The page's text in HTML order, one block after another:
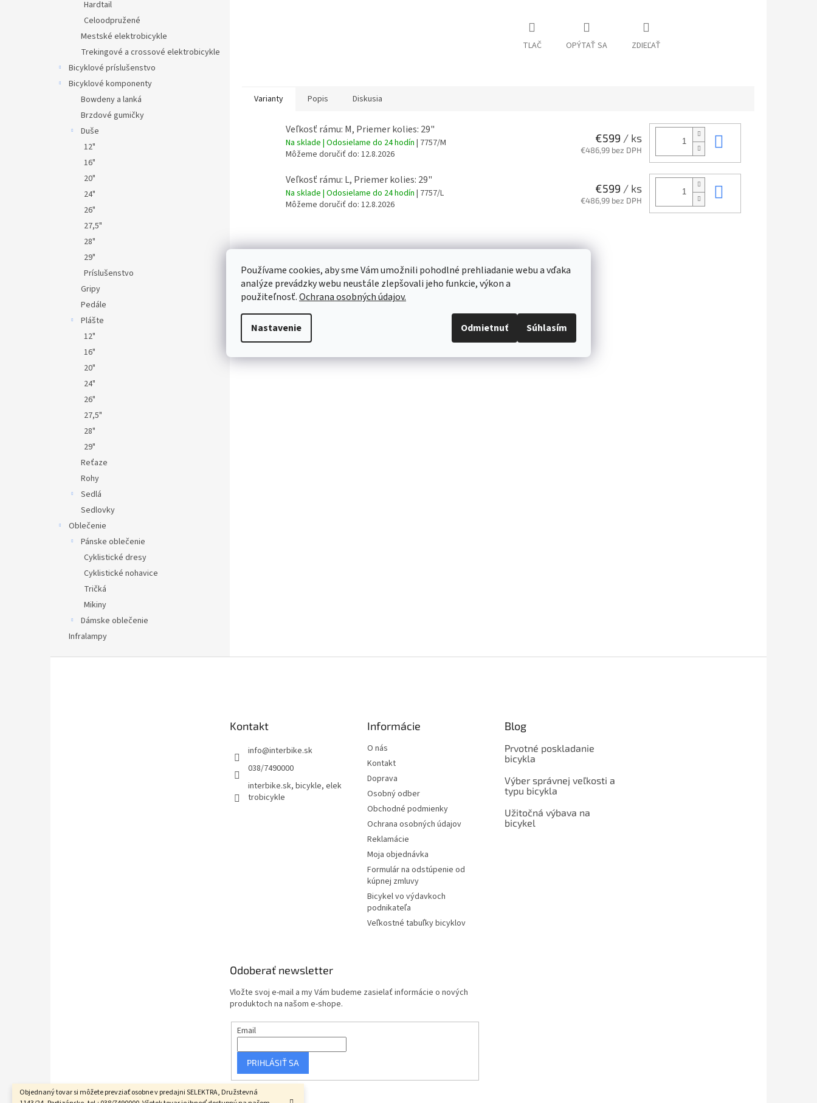
Používame cookies, aby sme Vám umožnili pohodlné prehliadanie webu a vďaka
analýze prevádzky webu neustále zlepšovali jeho funkcie, výkon a
použiteľnosť.Ochrana osobných údajov.
Nastavenie Odmietnuť Súhlasím
Objednaný tovar si môžete prevziať osobne v predajni SELEKTRA, Družstevná
Hardtail
Celoodpružené
Mestské elektrobicykle
Trekingové a crossové elektrobicykle
Bicyklové príslušenstvo
Bicyklové komponenty
Bowdeny a lanká
Brzdové gumičky
Duše
12"
16"
20"
24"
26"
27,5"
28"
29"
Príslušenstvo
Gripy
Pedále
Plášte
12"
16"
20"
24"
26"
27,5"
28"
29"
Reťaze
Rohy
Sedlá
Sedlovky
Oblečenie
Pánske oblečenie
Cyklistické dresy
Cyklistické nohavice
Tričká
Mikiny
Dámske oblečenie
Infralampy
TLAČ OPÝTAŤ SA ZDIEĽAŤ
Varianty Popis Diskusia
Veľkosť rámu: M, Priemer kolies: 29"
Na sklade | Odosielame do 24 hodín | 7757/M
Môžeme doručiť do: 12.8.2026
€599 / ks
€486,99 bez DPH
Veľkosť rámu: L, Priemer kolies: 29"
Na sklade | Odosielame do 24 hodín | 7757/L
Môžeme doručiť do: 12.8.2026
€599 / ks
€486,99 bez DPH
Kontakt
info@interbike.sk
038/7490000
interbike.sk, bicykle, elek
trobicykle
Informácie
O nás
Kontakt
Doprava
Osobný odber
Obchodné podmienky
Ochrana osobných údajov
Reklamácie
Moja objednávka
Formulár na odstúpenie od
kúpnej zmluvy
Bicykel vo výdavkoch
podnikateľa
Veľkostné tabuľky bicyklov
Blog
Prvotné poskladanie
bicykla
Výber správnej veľkosti a
typu bicykla
Užitočná výbava na
bicykel
Odoberať newsletter
Vložte svoj e-mail a my Vám budeme zasielať informácie o nových
produktoch na našom e-shope.
Email
PRIHLÁSIŤ SA